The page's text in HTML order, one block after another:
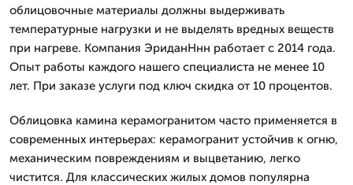
облицовочные материалы должны выдерживать
температурные нагрузки и не выделять вредных веществ
при нагреве. Компания ЭриданНнн работает с 2014 года.
Опыт работы каждого нашего специалиста не менее 10
лет. При заказе услуги под ключ скидка от 10 процентов.
Облицовка камина керамогранитом часто применяется в
современных интерьерах: керамогранит устойчив к огню,
механическим повреждениям и выцветанию, легко
чистится. Для классических жилых домов популярна